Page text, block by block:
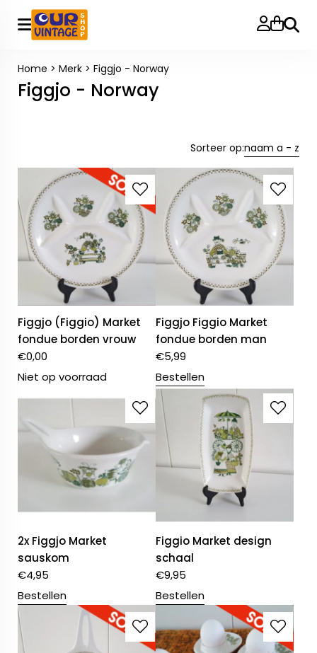
Home > Merk > Figgjo - Norway
Figgjo - Norway
Sorteer op:naam a - z
Figgjo (Figgio) Market
fondue borden vrouw
€0,00
Niet op voorraad
Figgjo Figgio Market
fondue borden man
€5,99
Bestellen
2x Figgjo Market
sauskom
€4,95
Bestellen
Figgio Market design
schaal
€9,95
Bestellen